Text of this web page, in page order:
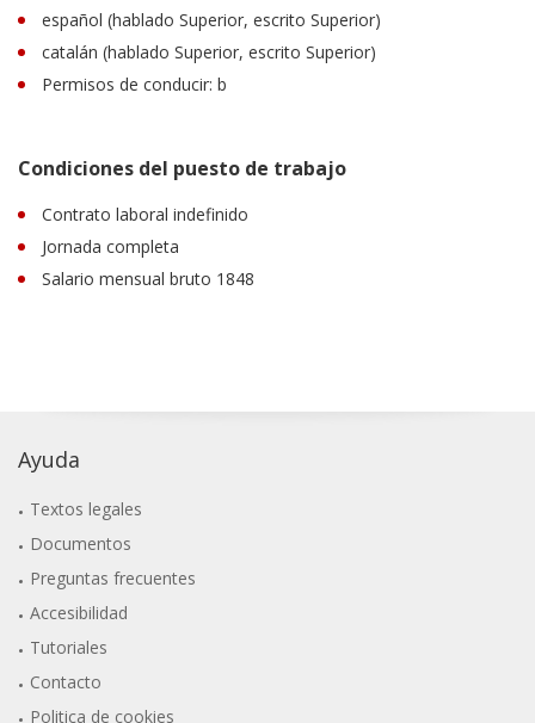
español (hablado Superior, escrito Superior)
catalán (hablado Superior, escrito Superior)
Permisos de conducir: b
Condiciones del puesto de trabajo
Contrato laboral indefinido
Jornada completa
Salario mensual bruto 1848
Ayuda
Textos legales
Documentos
Preguntas frecuentes
Accesibilidad
Tutoriales
Contacto
Politica de cookies